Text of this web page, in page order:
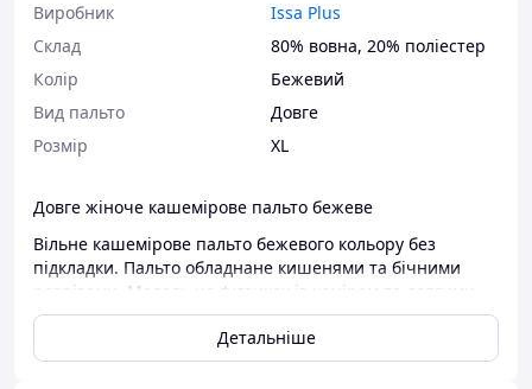
Виробник
Issa Plus
Склад
80% вовна, 20% поліестер
Колір
Бежевий
Вид пальто
Довге
Розмір
XL
Довге жіноче кашемірове пальто бежеве
Вільне кашемірове пальто бежевого кольору без
підкладки. Пальто обладнане кишенями та бічними
розрізами. Модель на ґудзиках із коміром та довгими
рукавами моделі реглан.
Приємного шопінгу, нехай покупки приносять вам
Детальніше